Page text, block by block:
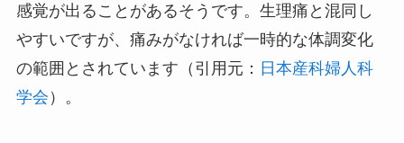
感覚が出ることがあるそうです。生理痛と混同し
やすいですが、痛みがなければ一時的な体調変化
の範囲とされています（引用元： 日本産科婦人科
学会 ）。